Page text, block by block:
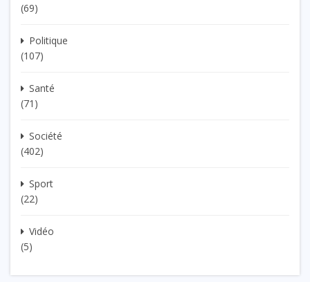
(69)
Politique
(107)
Santé
(71)
Société
(402)
Sport
(22)
Vidéo
(5)